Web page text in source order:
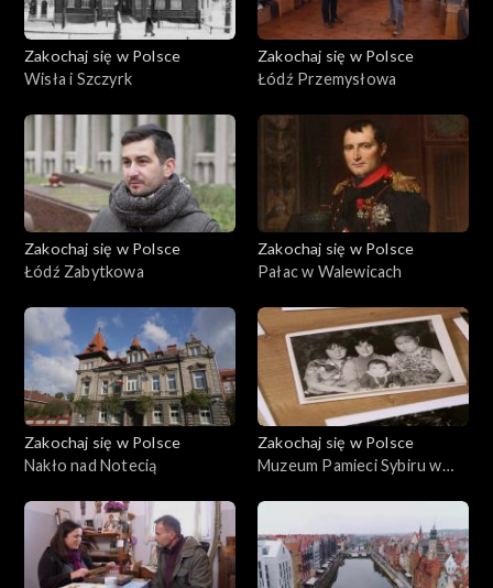
Zakochaj się w Polsce
Wisła i Szczyrk
Zakochaj się w Polsce
Łódź Przemysłowa
Zakochaj się w Polsce
Łódź Zabytkowa
Zakochaj się w Polsce
Pałac w Walewicach
Zakochaj się w Polsce
Nakło nad Notecią
Zakochaj się w Polsce
Muzeum Pamieci Sybiru w